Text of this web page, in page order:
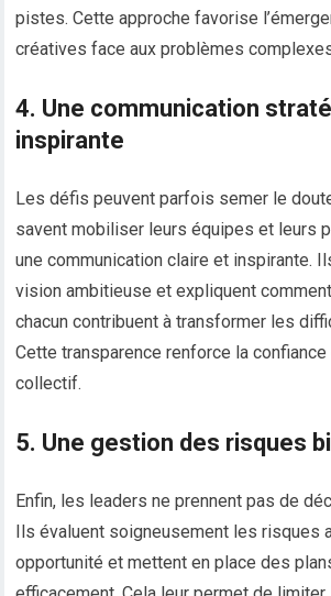
pistes. Cette approche favorise
créatives face aux problèmes
4. Une communication
inspirante
Les défis peuvent parfois semer le
savent mobiliser leurs équipes et leurs
une communication claire et inspirante.
vision ambitieuse et expliquent
chacun contribuent à transformer les
Cette transparence renforce la confiance
collectif.
5. Une gestion des risques
Enfin, les leaders ne prennent pas de
Ils évaluent soigneusement les risques
opportunité et mettent en place des